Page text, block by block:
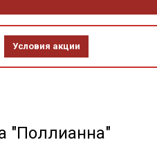
Условия акции
"Поллианна"